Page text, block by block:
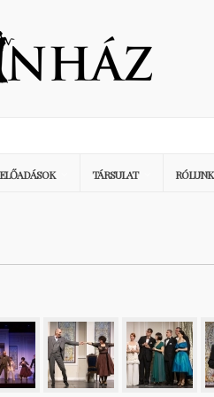
ELŐADÁSOK TÁRSULAT RÓLUNK